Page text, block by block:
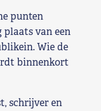
punten
plaats van een
Wie de
binnenkort
schrijver en